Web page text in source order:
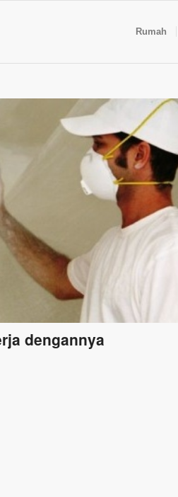
Rumah
dengannya